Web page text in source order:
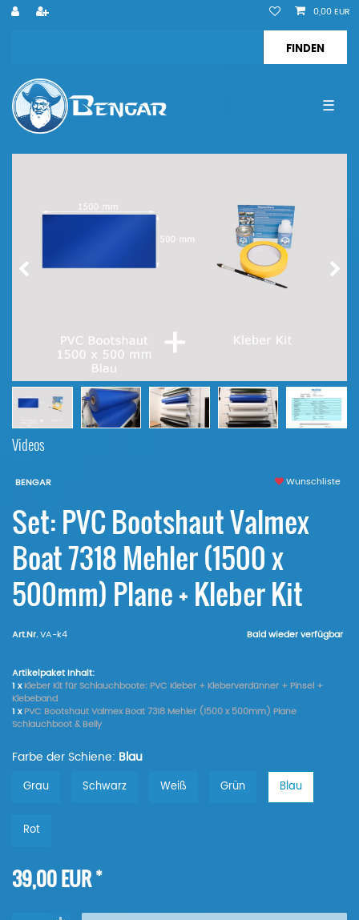
0,00 EUR
☰
Videos
BENGAR Wunschliste
Set: PVC Bootshaut Valmex
Boat 7318 Mehler (1500 x
500mm) Plane + Kleber Kit
Art.Nr.VA-k4 Bald wieder verfügbar
Artikelpaket Inhalt:
1 x Kleber Kit für Schlauchboote: PVC Kleber + Kleberverdünner + Pinsel +
Klebeband
1 x PVC Bootshaut Valmex Boat 7318 Mehler (1500 x 500mm) Plane
Schlauchboot & Belly
Farbe der Schiene: Blau
Grau Schwarz Weiß Grün Blau
Rot
39,00 EUR*